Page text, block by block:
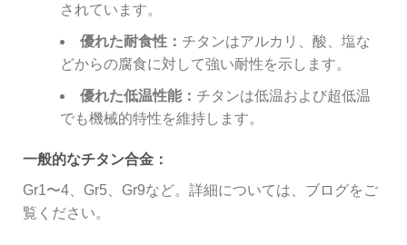
されています。
優れた耐食性： チタンはアルカリ、酸、塩な
どからの腐食に対して強い耐性を示します。
優れた低温性能： チタンは低温および超低温
でも機械的特性を維持します。
一般的なチタン合金：
Gr1〜4、Gr5、Gr9など。詳細については、ブログをご
覧ください。